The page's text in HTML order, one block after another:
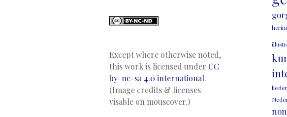
Except where otherwise noted,
this work is licensed under CC
by-nc-sa 4.0 international.
(Image credits & licenses
visable on mouseover.)